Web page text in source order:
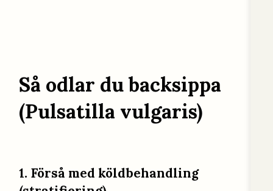
Så odlar du backsippa
(Pulsatilla vulgaris)
1. Förså med köldbehandling